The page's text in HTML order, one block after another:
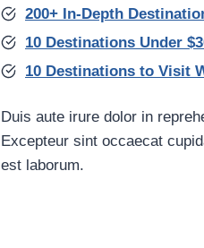
200+ In-Depth
10 Destinations Under
10 Destinations to Visit
Duis aute irure dolor in
Excepteur sint occaecat
est laborum.